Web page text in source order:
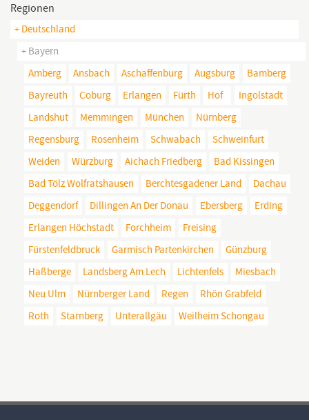
Regionen
+ Deutschland
+ Bayern
Amberg
Ansbach Aschaffenburg Augsburg
Bamberg
Bayreuth
Coburg Erlangen Fürth Hof
Ingolstadt
Landshut
Memmingen München
Nürnberg
Regensburg
Rosenheim Schwabach
Schweinfurt
Weiden
Würzburg Aichach Friedberg
Bad Kissingen
Bad Tölz Wolfratshausen
Berchtesgadener Land
Dachau
Deggendorf
Dillingen An Der Donau Ebersberg
Erding
Erlangen Höchstadt
Forchheim
Freising
Fürstenfeldbruck
Garmisch Partenkirchen
Günzburg
Haßberge
Landsberg Am Lech Lichtenfels
Miesbach
Neu Ulm
Nürnberger Land Regen
Rhön Grabfeld
Roth
Starnberg Unterallgäu Weilheim Schongau